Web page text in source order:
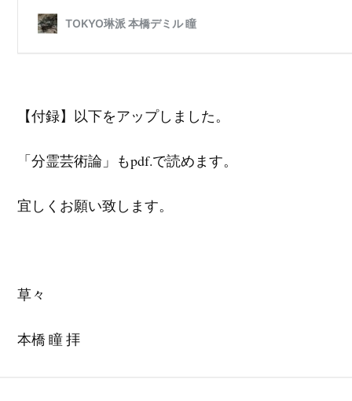
【付録】以下をアップしました。
「分霊芸術論」もpdf.で読めます。
宜しくお願い致します。
草々
本橋 瞳 拝